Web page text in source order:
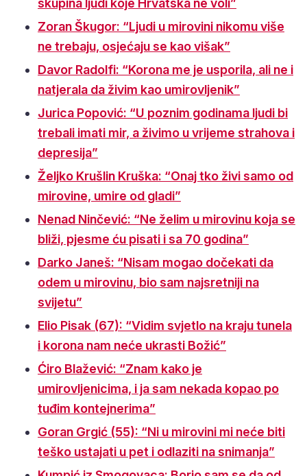
Zoran Škugor: “Ljudi u mirovini nikomu više
ne trebaju, osjećaju se kao višak”
Davor Radolfi: “Korona me je usporila, ali ne i
natjerala da živim kao umirovljenik”
Jurica Popović: “U poznim godinama ljudi bi
trebali imati mir, a živimo u vrijeme strahova i
depresija”
Željko Krušlin Kruška: “Onaj tko živi samo od
mirovine, umire od gladi”
Nenad Ninčević: “Ne želim u mirovinu koja se
bliži, pjesme ću pisati i sa 70 godina”
Darko Janeš: “Nisam mogao dočekati da
odem u mirovinu, bio sam najsretniji na
svijetu”
Elio Pisak (67): “Vidim svjetlo na kraju tunela
i korona nam neće ukrasti Božić”
Ćiro Blažević: “Znam kako je
umirovljenicima, i ja sam nekada kopao po
tuđim kontejnerima”
Goran Grgić (55): “Ni u mirovini mi neće biti
teško ustajati u pet i odlaziti na snimanja”